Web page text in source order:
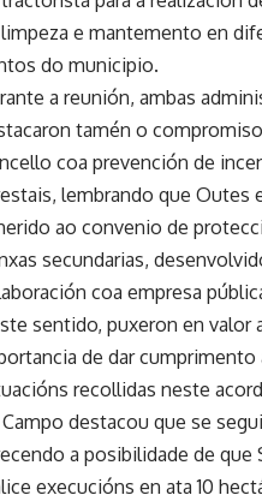
e mantemento en
do municipio.
a reunión, ambas
tamén o
coa prevención de
lembrando que Outes
ao convenio de
secundarias,
coa empresa
sentido, puxeron en valor
de dar cumprimento
recollidas neste
destacou que se
a posibilidade de que
execucións en ata 10